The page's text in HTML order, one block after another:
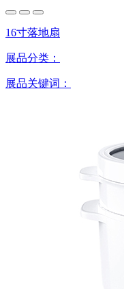
16寸落地扇
展品分类：
展品关键词：